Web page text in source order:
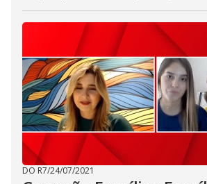
DO R7/24/07/2021